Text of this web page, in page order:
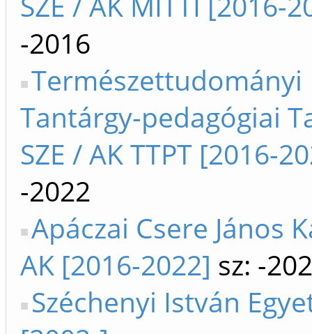
-2016
Természettudományi
Tantárgy-pedagógiai
SZE / AK TTPT [2016-
-2022
Apáczai Csere János
AK [2016-2022] sz: -
Széchenyi István